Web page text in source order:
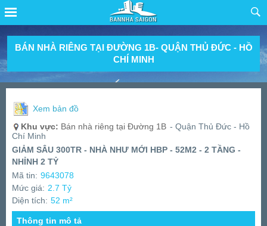
BÁN NHÀ RIÊNG TẠI ĐƯỜNG 1B- QUẬN THỦ ĐỨC - HỒ
CHÍ MINH
Xem bản đồ
Khu vực: Bán nhà riêng tại Đường 1B - Quận Thủ Đức - Hồ
Chí Minh
GIẢM SÂU 300TR - NHÀ NHƯ MỚI HBP - 52M2 - 2 TẦNG -
NHỈNH 2 TỶ
Mã tin: 9643078
Mức giá: 2.7 Tỷ
Diện tích: 52 m²
Thông tin mô tả